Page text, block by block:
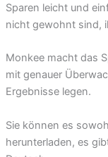
Sparen leicht und
nicht gewohnt sind,
Monkee macht das
mit genauer
Ergebnisse legen.
Sie können es
herunterladen, es